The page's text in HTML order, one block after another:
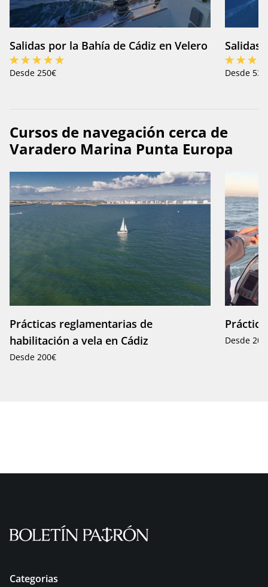
Salidas por la Bahía de Cádiz en Velero
Desde 250€
Salidas
Desde
Cursos de navegación cerca de
Varadero Marina Punta Europa
Prácticas reglamentarias de
habilitación a vela en Cádiz
Desde 200€
Desde
Categorias